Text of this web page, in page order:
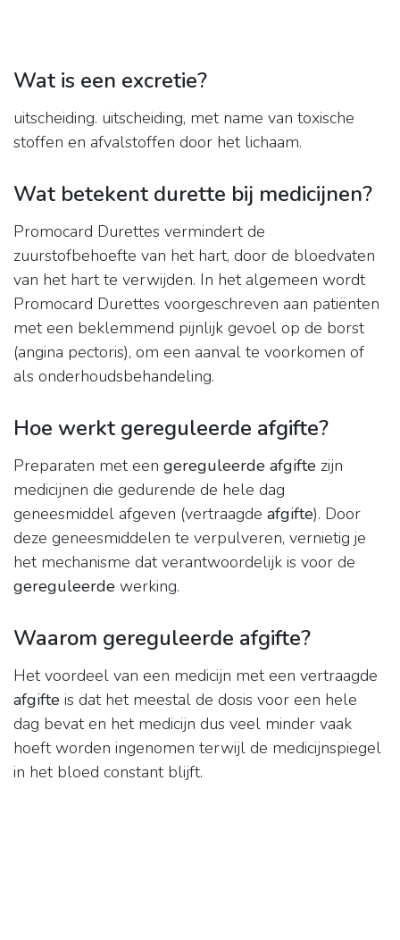
Wat is een excretie?
uitscheiding. uitscheiding, met name van toxische
stoffen en afvalstoffen door het lichaam.
Wat betekent durette bij medicijnen?
Promocard Durettes vermindert de
zuurstofbehoefte van het hart, door de bloedvaten
van het hart te verwijden. In het algemeen wordt
Promocard Durettes voorgeschreven aan patiënten
met een beklemmend pijnlijk gevoel op de borst
(angina pectoris), om een aanval te voorkomen of
als onderhoudsbehandeling.
Hoe werkt gereguleerde afgifte?
Preparaten met een gereguleerde afgifte zijn
medicijnen die gedurende de hele dag
geneesmiddel afgeven (vertraagde afgifte). Door
deze geneesmiddelen te verpulveren, vernietig je
het mechanisme dat verantwoordelijk is voor de
gereguleerde werking.
Waarom gereguleerde afgifte?
Het voordeel van een medicijn met een vertraagde
afgifte is dat het meestal de dosis voor een hele
dag bevat en het medicijn dus veel minder vaak
hoeft worden ingenomen terwijl de medicijnspiegel
in het bloed constant blijft.